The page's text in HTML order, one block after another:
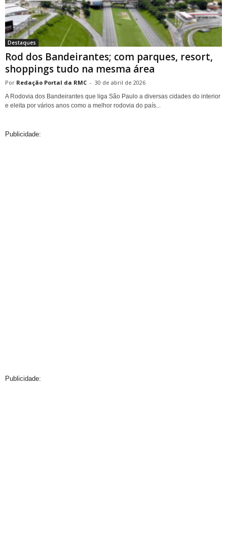
Destaques
Rod dos Bandeirantes; com parques, resort,
shoppings tudo na mesma área
Redação Portal da RMC - 30 de abril de 2026
A Rodovia dos Bandeirantes que liga São Paulo a diversas cidades do interior
e eleita por vários anos como a melhor rodovia do país...
Publicidade:
Publicidade: